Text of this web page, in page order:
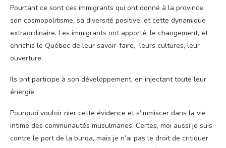
Pourtant ce sont ces immigrants qui ont donné à la province
son cosmopolitisme, sa diversité positive, et cette dynamique
extraordinaire. Les immigrants ont apporté, le changement, et
enrichis le Québec de leur savoir-faire, leurs cultures, leur
ouverture.
Ils ont participe à son développement, en injectant toute leur
énergie.
Pourquoi vouloir nier cette évidence et s’immiscer dans la vie
intime des communautés musulmanes. Certes, moi aussi je suis
contre le port de la burqa, mais je n’ai pas le droit de critiquer